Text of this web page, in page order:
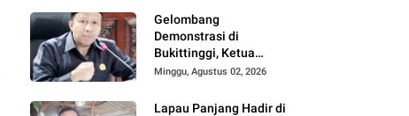
Gelombang
Demonstrasi di
Bukittinggi, Ketua
DPRD Ajak Semua
Kondusivitas.
Minggu, Agustus 02, 2026
Lapau Panjang Hadir di